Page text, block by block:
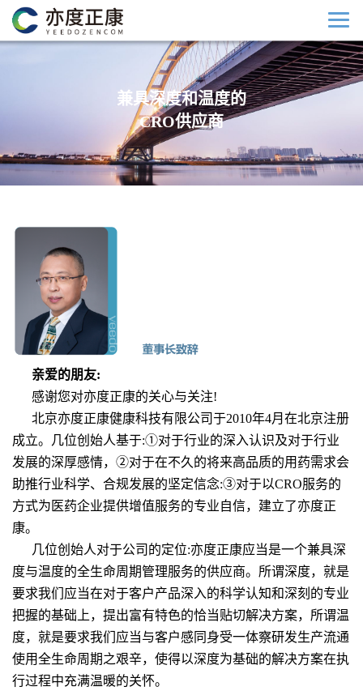
兼具深度和温度的
CRO供应商
亲爱的朋友:
感谢您对亦度正康的关心与关注!
北京亦度正康健康科技有限公司于2010年4月在北京注册
成立。几位创始人基于:①对于行业的深入认识及对于行业
发展的深厚感情，②对于在不久的将来高品质的用药需求会
助推行业科学、合规发展的坚定信念:③对于以CRO服务的
方式为医药企业提供增值服务的专业自信，建立了亦度正
康。
几位创始人对于公司的定位:亦度正康应当是一个兼具深
度与温度的全生命周期管理服务的供应商。所谓深度，就是
要求我们应当在对于客户产品深入的科学认知和深刻的专业
把握的基础上，提出富有特色的恰当贴切解决方案，所谓温
度，就是要求我们应当与客户感同身受一体察研发生产流通
使用全生命周期之艰辛，使得以深度为基础的解决方案在执
行过程中充满温暖的关怀。